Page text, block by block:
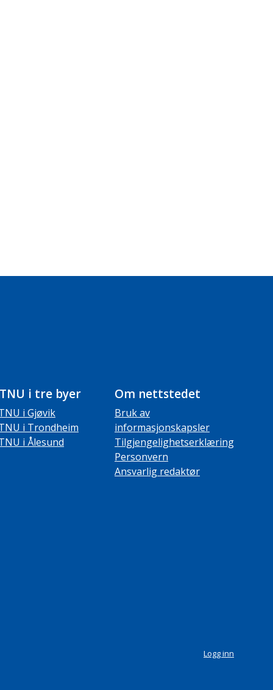
i tre byer
i Gjøvik
i Trondheim
i Ålesund
Om nettstedet
Bruk av
informasjonskapsler
Tilgjengelighetserklæring
Personvern
Ansvarlig redaktør
Logg inn